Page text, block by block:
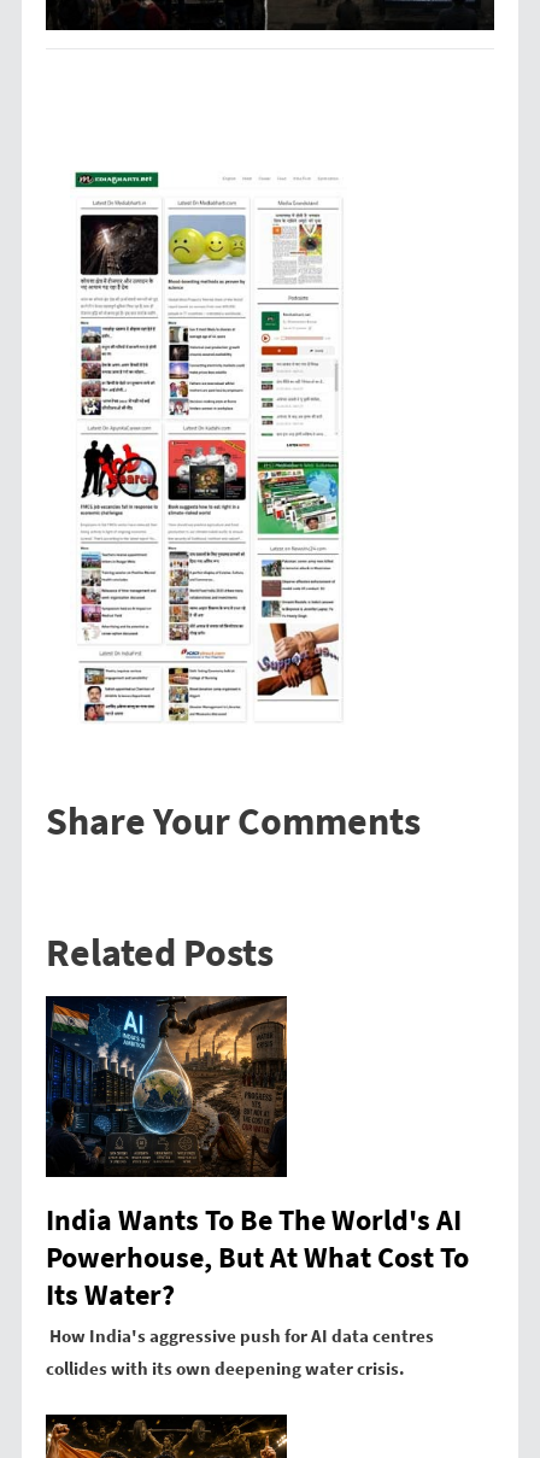
Share Your Comments
Related Posts
India Wants To Be The World's AI
Powerhouse, But At What Cost To
Its Water?
How India's aggressive push for AI data centres
collides with its own deepening water crisis.